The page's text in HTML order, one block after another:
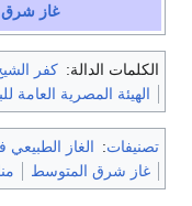
غاز شرق
الكلمات الدالة: كفر
الهيئة المصرية العامة
تصنيفات: الغاز
غاز شرق المتوسط